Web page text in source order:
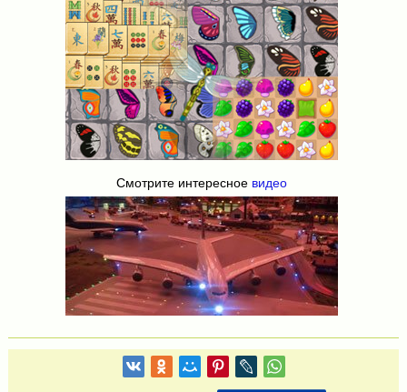
Смотрите интересное видео